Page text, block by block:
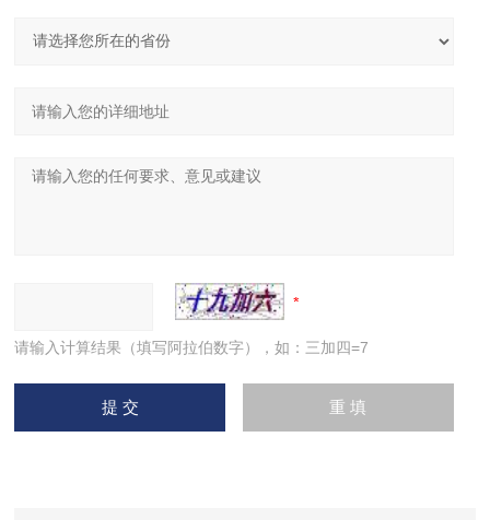
请输入计算结果（填写阿拉伯数字），如：三加四=7